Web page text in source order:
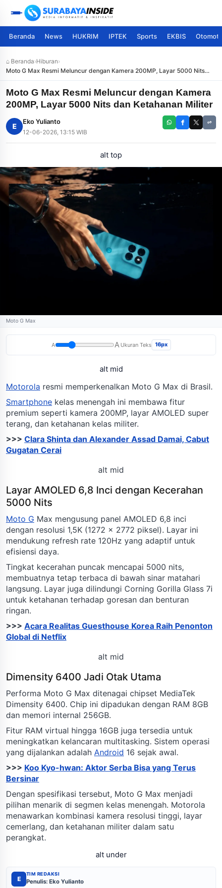
Beranda News HUKRIM IPTEK Sports EKBIS
⌂ Beranda›Hiburan›
Moto G Max Resmi Meluncur dengan Kamera 200MP, Layar 5000 Nits
dan Ketahanan Militer
Moto G Max Resmi Meluncur dengan Kamera
200MP, Layar 5000 Nits dan Ketahanan Militer
E
Eko Yulianto
12-06-2026, 13:15 WIB
alt top
Moto G Max
A A Ukuran Teks 16px
alt mid
Motorola resmi memperkenalkan Moto G Max di Brasil.
Smartphone kelas menengah ini membawa fitur
premium seperti kamera 200MP, layar AMOLED super
terang, dan ketahanan kelas militer.
>>> Clara Shinta dan Alexander Assad Damai, Cabut
Gugatan Cerai
alt mid
Layar AMOLED 6,8 Inci dengan Kecerahan
5000 Nits
Moto G Max mengusung panel AMOLED 6,8 inci
dengan resolusi 1,5K (1272 x 2772 piksel). Layar ini
mendukung refresh rate 120Hz yang adaptif untuk
efisiensi daya.
Tingkat kecerahan puncak mencapai 5000 nits,
membuatnya tetap terbaca di bawah sinar matahari
langsung. Layar juga dilindungi Corning Gorilla Glass 7i
untuk ketahanan terhadap goresan dan benturan
ringan.
>>> Acara Realitas Guesthouse Korea Raih Penonton
Global di Netflix
alt mid
Dimensity 6400 Jadi Otak Utama
Performa Moto G Max ditenagai chipset MediaTek
Dimensity 6400. Chip ini dipadukan dengan RAM 8GB
dan memori internal 256GB.
Fitur RAM virtual hingga 16GB juga tersedia untuk
meningkatkan kelancaran multitasking. Sistem operasi
yang dijalankan adalah Android 16 sejak awal.
>>> Koo Kyo-hwan: Aktor Serba Bisa yang Terus
Bersinar
Dengan spesifikasi tersebut, Moto G Max menjadi
pilihan menarik di segmen kelas menengah. Motorola
menawarkan kombinasi kamera resolusi tinggi, layar
cemerlang, dan ketahanan militer dalam satu
perangkat.
alt under
E
TIM REDAKSI
Penulis: Eko Yulianto